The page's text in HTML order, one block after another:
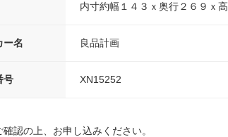
内寸約幅１４３ｘ奥行２６９ｘ
ー名 良品計画
号 XN15252
認の上、お申し込みください。